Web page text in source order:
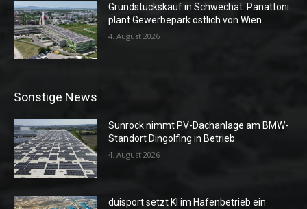
Grundstückskauf in Schwechat: Panattoni
plant Gewerbepark östlich von Wien
4. August 2026
Sonstige News
Sunrock nimmt PV-Dachanlage am BMW-
Standort Dingolfing in Betrieb
4. August 2026
duisport setzt KI im Hafenbetrieb ein